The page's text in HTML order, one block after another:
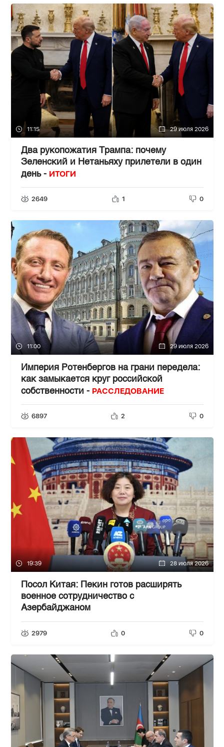
11:15 29 июля 2026
Два рукопожатия Трампа: почему
Зеленский и Нетаньяху прилетели в один
день - ИТОГИ
2649 1 0
11:00 29 июля 2026
Империя Ротенбергов на грани передела:
как замыкается круг российской
собственности - РАССЛЕДОВАНИЕ
6897 2 0
19:39 28 июля 2026
Посол Китая: Пекин готов расширять
военное сотрудничество с
Азербайджаном
2979 0 0